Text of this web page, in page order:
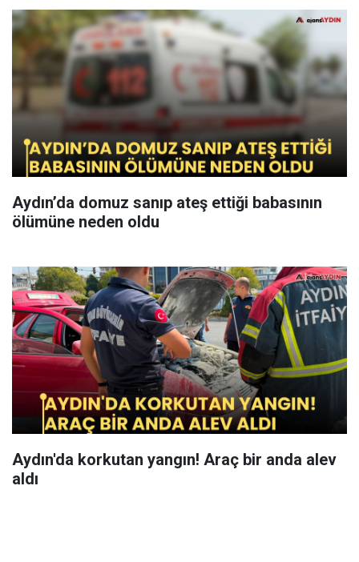
Aydın’da domuz sanıp ateş ettiği babasının
ölümüne neden oldu
Aydın'da korkutan yangın! Araç bir anda alev
aldı